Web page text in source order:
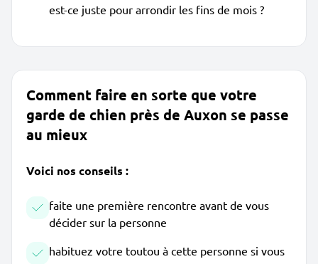
est-ce juste pour arrondir les fins de mois ?
Comment faire en sorte que votre
garde de chien près de Auxon se passe
au mieux
Voici nos conseils :
faite une première rencontre avant de vous
décider sur la personne
habituez votre toutou à cette personne si vous